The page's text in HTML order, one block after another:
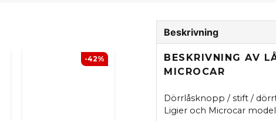
-42%
Beskrivning
BESKRIVNING AV
MICROCAR
Dörrlåsknopp / stift /
Ligier och Microcar